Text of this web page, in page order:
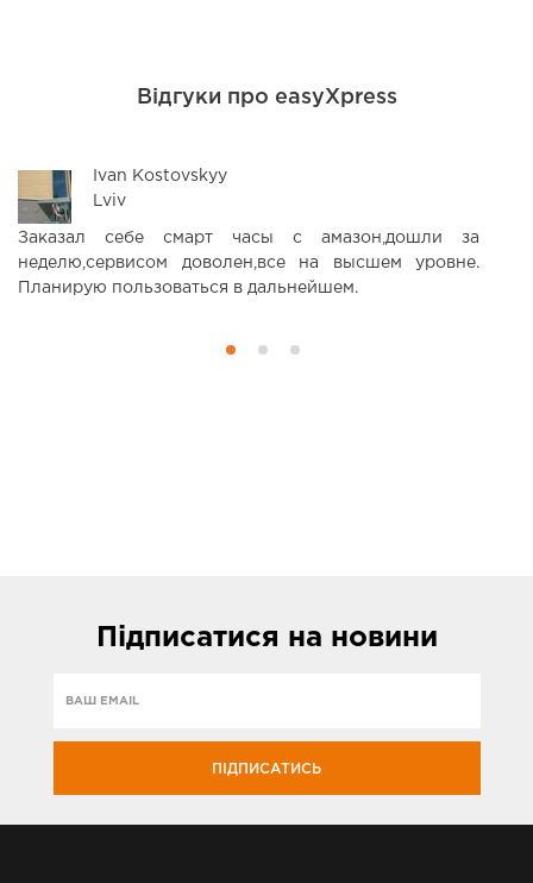
Відгуки про easyXpress
Ivan Kostovskyy
Lviv
Заказал себе смарт часы с амазон,дошли за
неделю,сервисом доволен,все на высшем уровне.
Планирую пользоваться в дальнейшем.
Підписатися на новини
ПІДПИСАТИСЬ